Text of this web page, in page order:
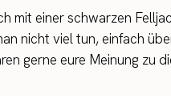
mit einer schwarzen
nicht viel tun, einfach
gerne eure Meinung zu